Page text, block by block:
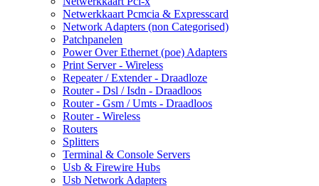
Netwerkkaart Pcmcia & Expresscard
Network Adapters (non Categorised)
Patchpanelen
Power Over Ethernet (poe) Adapters
Print Server - Wireless
Repeater / Extender - Draadloze
Router - Dsl / Isdn - Draadloos
Router - Gsm / Umts - Draadloos
Router - Wireless
Routers
Splitters
Terminal & Console Servers
Usb & Firewire Hubs
Usb Network Adapters